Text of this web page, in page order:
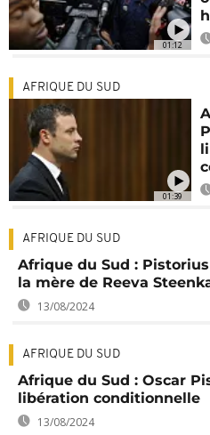
01:12
01:39
AFRIQUE DU SUD
AFRIQUE DU SUD
Afrique du Sud :
la mère de Reeva
13/08/2024
AFRIQUE DU SUD
Afrique du Sud : Oscar
libération conditionnelle
13/08/2024